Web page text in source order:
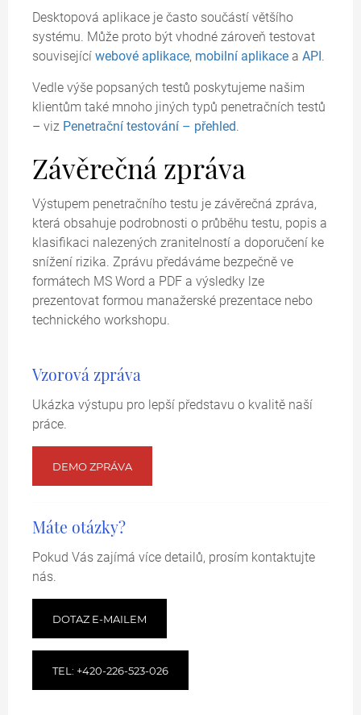
Desktopová aplikace je často součástí většího
systému. Může proto být vhodné zároveň testovat
související webové aplikace, mobilní aplikace a API .
Vedle výše popsaných testů poskytujeme našim
klientům také mnoho jiných typů penetračních testů
– viz Penetrační testování – přehled.
Závěrečná zpráva
Výstupem penetračního testu je závěrečná zpráva,
která obsahuje podrobnosti o průběhu testu, popis a
klasifikaci nalezených zranitelností a doporučení ke
snížení rizika. Zprávu předáváme bezpečně ve
formátech MS Word a PDF a výsledky lze
prezentovat formou manažerské prezentace nebo
technického workshopu.
Vzorová zpráva
Ukázka výstupu pro lepší představu o kvalitě naší
práce.
DEMO ZPRÁVA
Máte otázky?
Pokud Vás zajímá více detailů, prosím kontaktujte
nás.
DOTAZ E-MAILEM
TEL: +420-226-523-026